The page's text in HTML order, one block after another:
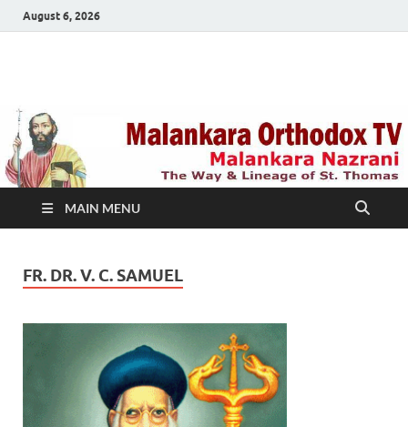
August 6, 2026
TV
MAIN MENU
FR. DR. V. C. SAMUEL